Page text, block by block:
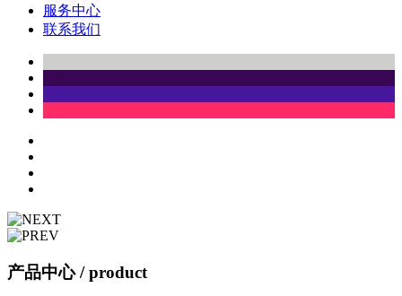
服务中心
联系我们
产品中心/ product